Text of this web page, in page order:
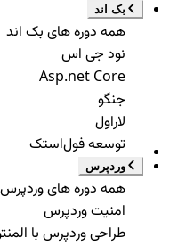
بک اند
همه دوره های بک اند
نود جی اس
Asp.net Core
جنگو
لاراول
توسعه فول‌استک
وردپرس
همه دوره های وردپرس
امنیت وردپرس
طراحی وردپرس با